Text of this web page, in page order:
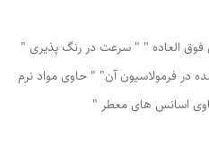
فوق العاده " " سرعت در رنگ پذیری "
در فرمولاسیون آن" " حاوی مواد نرم
اسانس های معطر "